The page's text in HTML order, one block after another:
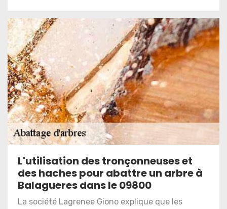
L'utilisation des tronçonneuses et
des haches pour abattre un arbre à
Balagueres dans le 09800
La société Lagrenee Giono explique que les